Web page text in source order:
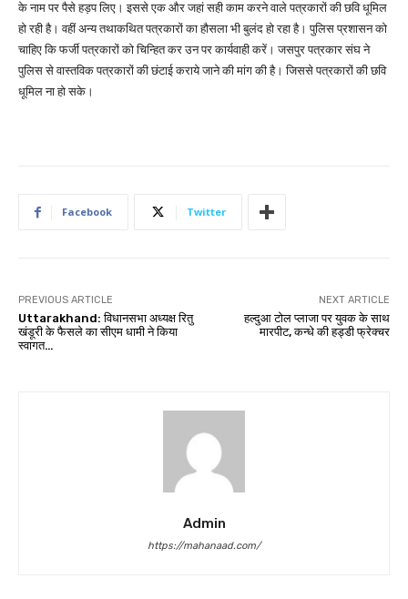
के नाम पर पैसे हड़प लिए। इससे एक और जहां सही काम करने वाले पत्रकारों की छवि धूमिल
हो रही है। वहीं अन्य तथाकथित पत्रकारों का हौसला भी बुलंद हो रहा है। पुलिस प्रशासन को
चाहिए कि फर्जी पत्रकारों को चिन्हित कर उन पर कार्यवाही करें। जसपुर पत्रकार संघ ने
पुलिस से वास्तविक पत्रकारों की छंटाई कराये जाने की मांग की है। जिससे पत्रकारों की छवि
धूमिल ना हो सके।
Facebook Twitter
PREVIOUS ARTICLE
Uttarakhand: विधानसभा अध्यक्ष रितु
खंडूरी के फैसले का सीएम धामी ने किया
स्वागत…
NEXT ARTICLE
हल्दुआ टोल प्लाजा पर युवक के साथ
मारपीट, कन्धे की हड्डी फ्रेक्चर
Admin
https://mahanaad.com/